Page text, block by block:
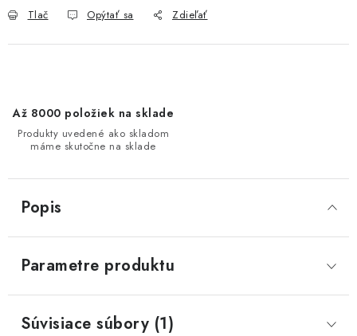
Tlač Opýtať sa Zdieľať
Až 8000 položiek na sklade
Produkty uvedené ako skladom
máme skutočne na sklade
Popis
Parametre produktu
Súvisiace súbory (1)